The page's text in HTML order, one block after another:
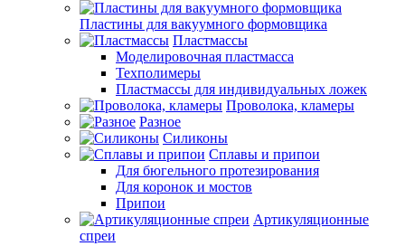
Пластины для вакуумного формовщика
Пластмассы
Моделировочная пластмасса
Техполимеры
Пластмассы для индивидуальных ложек
Проволока, кламеры
Разное
Силиконы
Сплавы и припои
Для бюгельного протезирования
Для коронок и мостов
Припои
Артикуляционные
спреи